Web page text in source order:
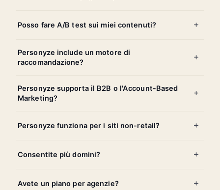
Posso fare A/B test sui miei contenuti?
Personyze include un motore di
raccomandazione?
Personyze supporta il B2B o l'Account-Based
Marketing?
Personyze funziona per i siti non-retail?
Consentite più domini?
Avete un piano per agenzie?